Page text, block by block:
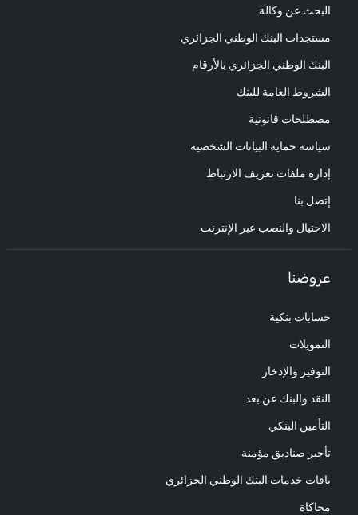
البحث عن وكالة
مستجدات البنك الوطني الجزائري
البنك الوطني الجزائري بالأرقام
الشروط العامة للبنك
مصطلحات قانونية
سياسة حماية البيانات الشخصية
إدارة ملفات تعريف الارتباط
إتصل بنا
الاحتيال والنصب عبر الإنترنت
عروضنا
حسابات بنكية
التمويلات
التوفير والإدخار
النقد والبنك عن بعد
التأمين البنكي
تأجير صناديق مؤمنة
باقات خدمات البنك الوطني الجزائري
محاكاة